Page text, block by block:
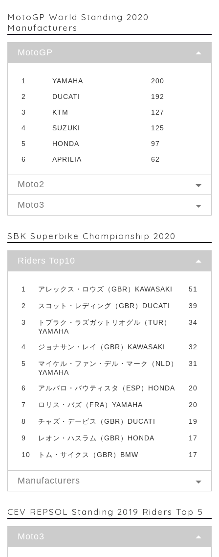
MotoGP World Standing 2020
Manufacturers
MotoGP
1 YAMAHA
200
2
DUCATI
192
3
KTM
127
4
SUZUKI
125
5
HONDA
97
6
APRILIA 62
Moto2
Moto3
SBK Superbike Championship 2020
Riders Top10
1 アレックス・ロウズ（GBR）KAWASAKI 51
2 スコット・レディング（GBR）DUCATI 39
3
トプラク・ラズガットリオグル（TUR）
YAMAHA
34
4 ジョナサン・レイ（GBR）KAWASAKI 32
5
マイケル・ファン・デル・マーク（NLD）
YAMAHA
31
6 アルバロ・バウティスタ（ESP）HONDA 20
7 ロリス・バズ（FRA）YAMAHA 20
8 チャズ・デービス（GBR）DUCATI 19
9 レオン・ハスラム（GBR）HONDA 17
10 トム・サイクス（GBR）BMW 17
Manufacturers
CEV REPSOL Standing 2019 Riders Top 5
Moto3